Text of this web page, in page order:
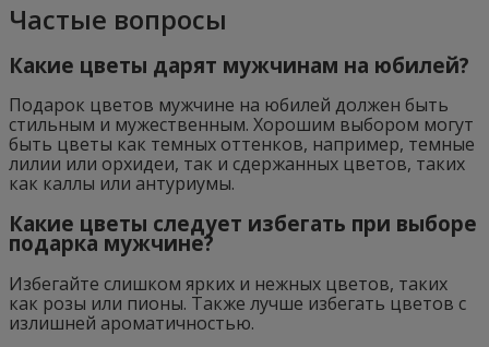
Частые вопросы
Какие цветы дарят мужчинам на юбилей?
Подарок цветов мужчине на юбилей должен быть
стильным и мужественным. Хорошим выбором могут
быть цветы как темных оттенков, например, темные
лилии или орхидеи, так и сдержанных цветов, таких
как каллы или антуриумы.
Какие цветы следует избегать при выборе
подарка мужчине?
Избегайте слишком ярких и нежных цветов, таких
как розы или пионы. Также лучше избегать цветов с
излишней ароматичностью.